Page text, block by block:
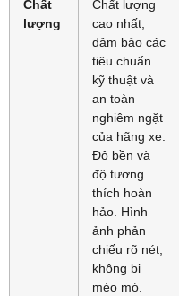
Chất
lượng
Chất lượng
cao nhất,
đảm bảo các
tiêu chuẩn
kỹ thuật và
an toàn
nghiêm ngặt
của hãng xe.
Độ bền và
độ tương
thích hoàn
hảo. Hình
ảnh phản
chiếu rõ nét,
không bị
méo mó.